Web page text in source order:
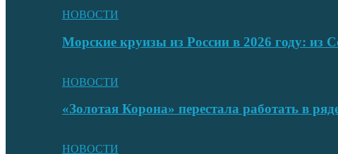
НОВОСТИ
Морские круизы из России в 2026 году:
НОВОСТИ
«Золотая Корона» перестала работать в
НОВОСТИ